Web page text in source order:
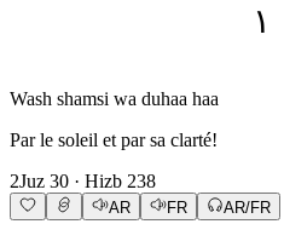
١
Wash shamsi wa duhaa haa
Par le soleil et par sa clarté!
2Juz 30 · Hizb 238
AR FR AR/FR